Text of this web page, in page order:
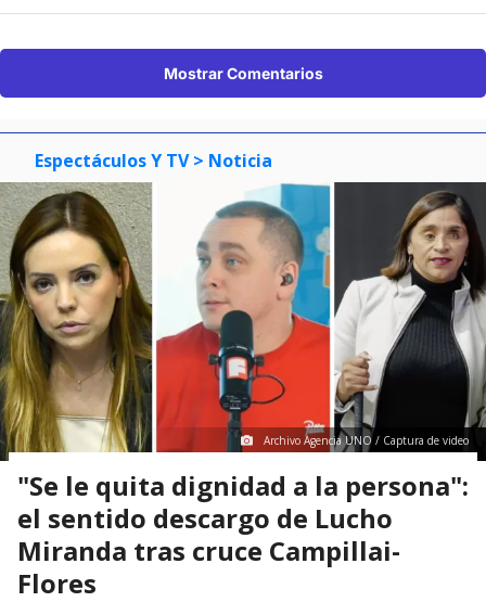
Mostrar Comentarios
Espectáculos Y TV > Noticia
Archivo Agencia UNO / Captura de video
"Se le quita dignidad a la persona":
el sentido descargo de Lucho
Miranda tras cruce Campillai-
Flores